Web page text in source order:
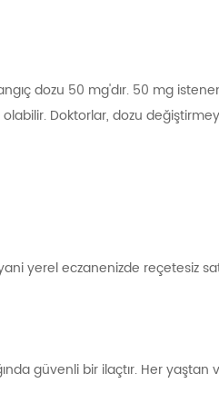
​​dozu 50 mg'dır. 50 mg
Doktorlar, dozu
yerel eczanenizde reçetesiz
güvenli bir ilaçtır. Her